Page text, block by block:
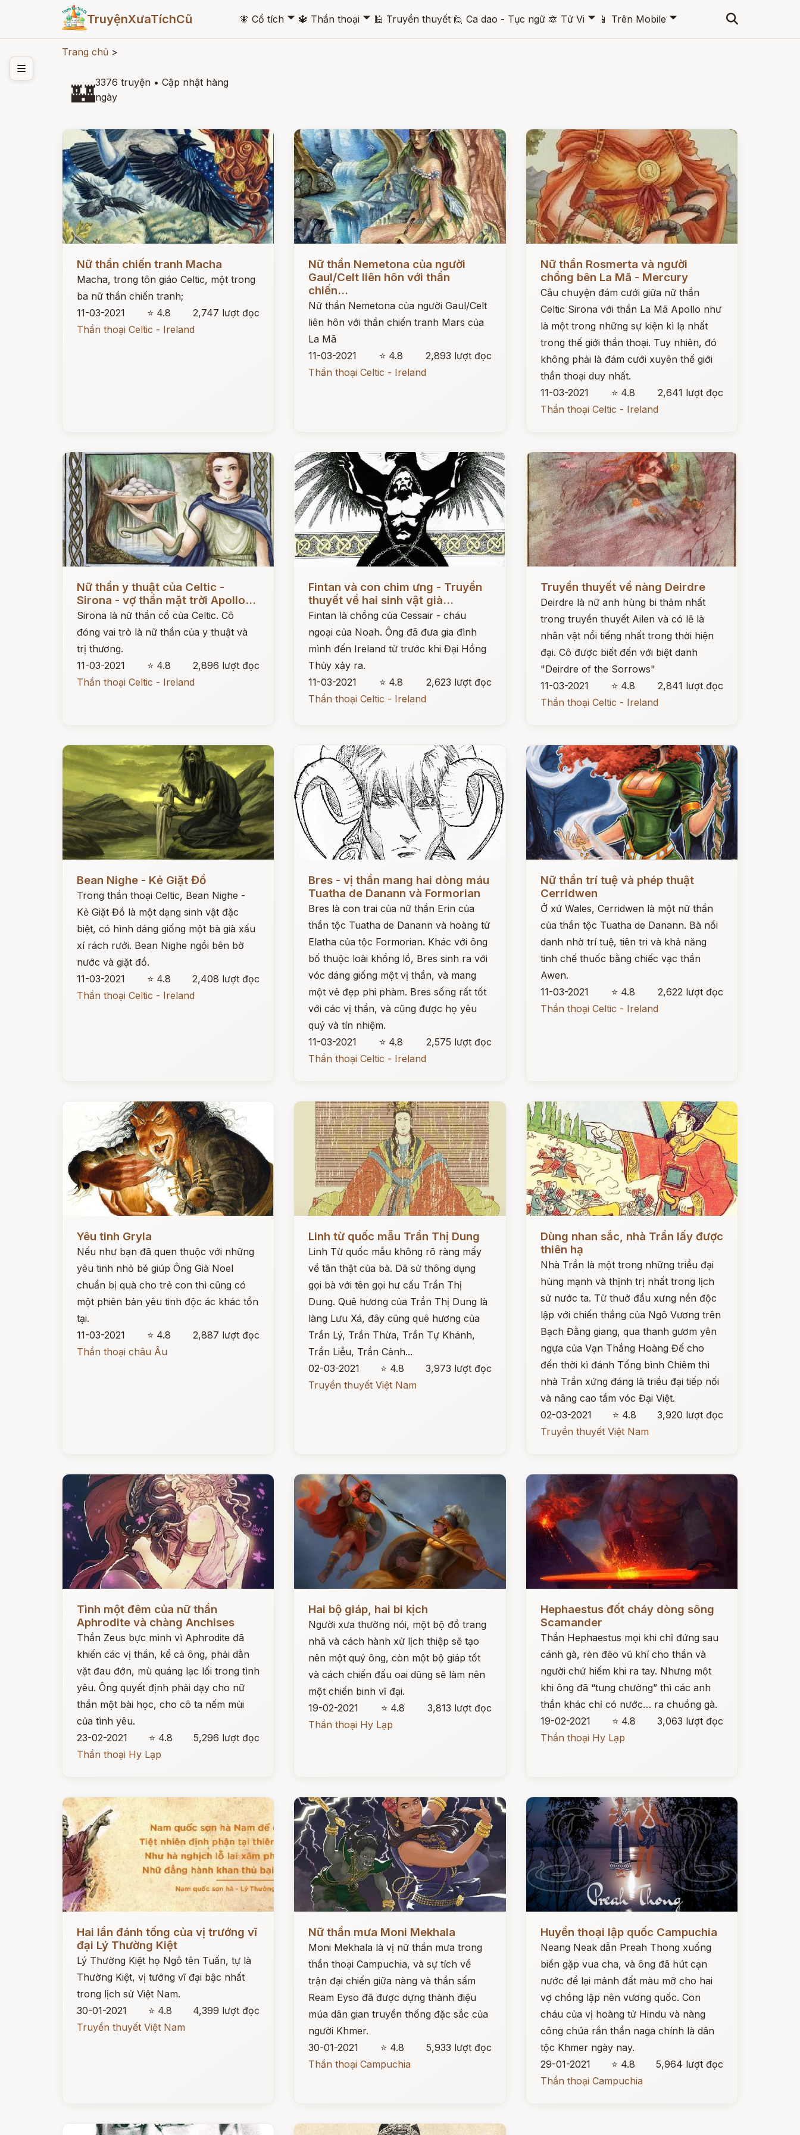
TruyệnXưaTíchCũ 🧚 Cổ tích 🞃 🔱 Thần thoại 🞃 🕌 Truyền thuyết 🙋 Ca dao - Tục ngữ 🔯 Tử Vi 🞃 📱 Trên Mobile 🞃
Trang chủ >
🏰3376 truyện • Cập nhật hàng
ngày
Nữ thần chiến tranh Macha
Macha, trong tôn giáo Celtic, một trong
ba nữ thần chiến tranh;
11-03-2021
⭐ 4.8
2,747 lượt đọc
Thần thoại Celtic - Ireland
Nữ thần Nemetona của người
Gaul/Celt liên hôn với thần
chiến...
Nữ thần Nemetona của người Gaul/Celt
liên hôn với thần chiến tranh Mars của
La Mã
11-03-2021
⭐ 4.8
2,893 lượt đọc
Thần thoại Celtic - Ireland
Nữ thần Rosmerta và người
chồng bên La Mã - Mercury
Câu chuyện đám cưới giữa nữ thần
Celtic Sirona với thần La Mã Apollo như
là một trong những sự kiện kì lạ nhất
trong thế giới thần thoại. Tuy nhiên, đó
không phải là đám cưới xuyên thế giới
thần thoại duy nhất.
11-03-2021
⭐ 4.8
2,641 lượt đọc
Thần thoại Celtic - Ireland
Nữ thần y thuật của Celtic -
Sirona - vợ thần mặt trời Apollo...
Sirona là nữ thần cổ của Celtic. Cô
đóng vai trò là nữ thần của y thuật và
trị thương.
11-03-2021
⭐ 4.8
2,896 lượt đọc
Thần thoại Celtic - Ireland
Fintan và con chim ưng - Truyền
thuyết về hai sinh vật già...
Fintan là chồng của Cessair - cháu
ngoại của Noah. Ông đã đưa gia đình
mình đến Ireland từ trước khi Đại Hồng
Thủy xảy ra.
11-03-2021
⭐ 4.8
2,623 lượt đọc
Thần thoại Celtic - Ireland
Đọc ngay
Truyền thuyết về nàng Deirdre
Deirdre là nữ anh hùng bi thảm nhất
trong truyền thuyết Ailen và có lẽ là
nhân vật nổi tiếng nhất trong thời hiện
đại. Cô được biết đến với biệt danh
"Deirdre of the Sorrows"
11-03-2021
⭐ 4.8
2,841 lượt đọc
Thần thoại Celtic - Ireland
Bean Nighe - Kẻ Giặt Đồ
Trong thần thoại Celtic, Bean Nighe -
Kẻ Giặt Đồ là một dạng sinh vật đặc
biệt, có hình dáng giống một bà già xấu
xí rách rưới. Bean Nighe ngồi bên bờ
nước và giặt đồ.
11-03-2021
⭐ 4.8
2,408 lượt đọc
Thần thoại Celtic - Ireland
Bres - vị thần mang hai dòng máu
Tuatha de Danann và Formorian
Bres là con trai của nữ thần Erin của
thần tộc Tuatha de Danann và hoàng tử
Elatha của tộc Formorian. Khác với ông
bố thuộc loài khổng lồ, Bres sinh ra với
vóc dáng giống một vị thần, và mang
một vẻ đẹp phi phàm. Bres sống rất tốt
với các vị thần, và cũng được họ yêu
quý và tín nhiệm.
11-03-2021
⭐ 4.8
2,575 lượt đọc
Thần thoại Celtic - Ireland
Nữ thần trí tuệ và phép thuật
Cerridwen
Ở xứ Wales, Cerridwen là một nữ thần
của thần tộc Tuatha de Danann. Bà nổi
danh nhờ trí tuệ, tiên tri và khả năng
tinh chế thuốc bằng chiếc vạc thần
Awen.
11-03-2021
⭐ 4.8
2,622 lượt đọc
Thần thoại Celtic - Ireland
Yêu tinh Gryla
Nếu như bạn đã quen thuộc với những
yêu tinh nhỏ bé giúp Ông Già Noel
chuẩn bị quà cho trẻ con thì cũng có
một phiên bản yêu tinh độc ác khác tồn
tại.
11-03-2021
⭐ 4.8
2,887 lượt đọc
Thần thoại châu Âu
Linh từ quốc mẫu Trần Thị Dung
Linh Từ quốc mẫu không rõ ràng mấy
về tân thật của bà. Dã sử thông dụng
gọi bà với tên gọi hư cấu Trần Thị
Dung. Quê hương của Trần Thị Dung là
làng Lưu Xá, đây cũng quê hương của
Trần Lý, Trần Thừa, Trần Tự Khánh,
Trần Liễu, Trần Cảnh...
02-03-2021
⭐ 4.8
3,973 lượt đọc
Truyền thuyết Việt Nam
Dùng nhan sắc, nhà Trần lấy được
thiên hạ
Nhà Trần là một trong những triều đại
hùng mạnh và thịnh trị nhất trong lịch
sử nước ta. Từ thuở đầu xưng nền độc
lập với chiến thắng của Ngô Vương trên
Bạch Đằng giang, qua thanh gươm yên
ngựa của Vạn Thắng Hoàng Đế cho
đến thời kì đánh Tống bình Chiêm thì
nhà Trần xứng đáng là triều đại tiếp nối
và nâng cao tầm vóc Đại Việt.
02-03-2021
⭐ 4.8
3,920 lượt đọc
Truyền thuyết Việt Nam
Tình một đêm của nữ thần
Aphrodite và chàng Anchises
Thần Zeus bực mình vì Aphrodite đã
khiến các vị thần, kể cả ông, phải dằn
vặt đau đớn, mù quáng lạc lối trong tình
yêu. Ông quyết định phải dạy cho nữ
thần một bài học, cho cô ta nếm mùi
của tình yêu.
23-02-2021
⭐ 4.8
5,296 lượt đọc
Thần thoại Hy Lạp
Hai bộ giáp, hai bi kịch
Người xưa thường nói, một bộ đồ trang
nhã và cách hành xử lịch thiệp sẽ tạo
nên một quý ông, còn một bộ giáp tốt
và cách chiến đấu oai dũng sẽ làm nên
một chiến binh vĩ đại.
19-02-2021
⭐ 4.8
3,813 lượt đọc
Thần thoại Hy Lạp
Hephaestus đốt cháy dòng sông
Scamander
Thần Hephaestus mọi khi chỉ đứng sau
cánh gà, rèn đẽo vũ khí cho thần và
người chứ hiếm khi ra tay. Nhưng một
khi ông đã “tung chưởng” thì các anh
thần khác chỉ có nước… ra chuồng gà.
19-02-2021
⭐ 4.8
3,063 lượt đọc
Thần thoại Hy Lạp
Đọc ngay
Hai lần đánh tống của vị trướng vĩ
đại Lý Thường Kiệt
Lý Thường Kiệt họ Ngô tên Tuấn, tự là
Thường Kiệt, vị tướng vĩ đại bậc nhất
trong lịch sử Việt Nam.
30-01-2021
⭐ 4.8
4,399 lượt đọc
Truyền thuyết Việt Nam
Nữ thần mưa Moni Mekhala
Moni Mekhala là vị nữ thần mưa trong
thần thoại Campuchia, và sự tích về
trận đại chiến giữa nàng và thần sấm
Ream Eyso đã được dựng thành điệu
múa dân gian truyền thống đặc sắc của
người Khmer.
30-01-2021
⭐ 4.8
5,933 lượt đọc
Thần thoại Campuchia
Đọc ngay
Huyền thoại lập quốc Campuchia
Neang Neak dẫn Preah Thong xuống
biển gặp vua cha, và ông đã hút cạn
nước để lại mảnh đất màu mỡ cho hai
vợ chồng lập nên vương quốc. Con
cháu của vị hoàng tử Hindu và nàng
công chúa rắn thần naga chính là dân
tộc Khmer ngày nay.
29-01-2021
⭐ 4.8
5,964 lượt đọc
Thần thoại Campuchia